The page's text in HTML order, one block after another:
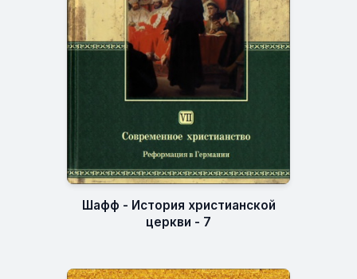
Шафф - История христианской
церкви - 7